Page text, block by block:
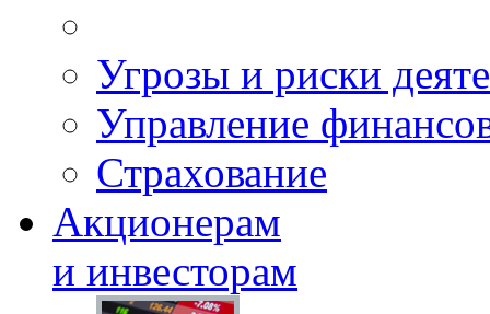
Угрозы и риски
Управление
Страхование
Акционерам
и инвесторам